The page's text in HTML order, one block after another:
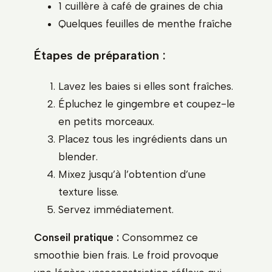
1 cuillère à café de graines de chia
Quelques feuilles de menthe fraîche
Étapes de préparation :
Lavez les baies si elles sont fraîches.
Épluchez le gingembre et coupez-le
en petits morceaux.
Placez tous les ingrédients dans un
blender.
Mixez jusqu’à l’obtention d’une
texture lisse.
Servez immédiatement.
Conseil pratique : Consommez ce
smoothie bien frais. Le froid provoque